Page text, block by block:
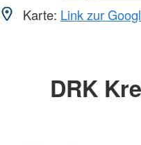
Karte: Link zur
DRK